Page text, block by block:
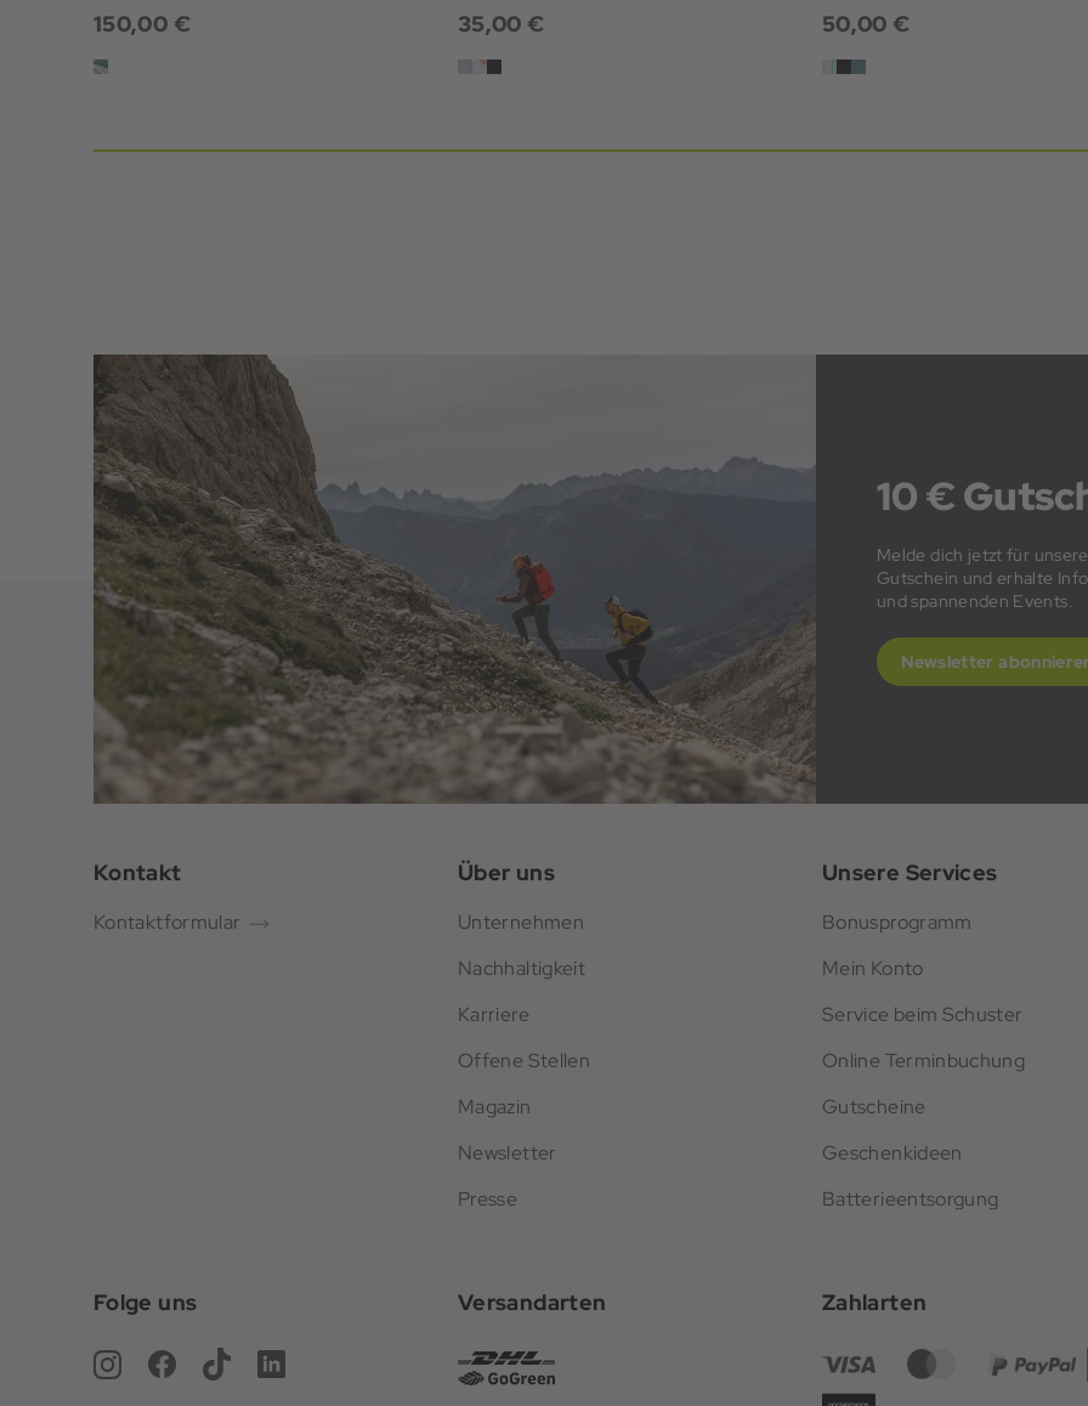
150,00 €
35,00 € 50,00 €
10 €
Melde dich jetzt für
Gutschein und erhalte
und spannenden Events.
Newsletter
Kontakt
Kontaktformular
Über uns
Unternehmen
Nachhaltigkeit
Karriere
Offene Stellen
Magazin
Newsletter
Presse
Unsere Services
Bonusprogramm
Mein Konto
Service beim Schuster
Online Terminbuchung
Gutscheine
Geschenkideen
Batterieentsorgung
Folge uns Versandarten Zahlarten